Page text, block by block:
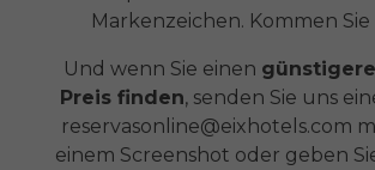
Markenzeichen. Kommen Sie
Und wenn Sie einen
Preis finden, senden Sie uns
reservasonline@eixhotels.com
einem Screenshot oder geben